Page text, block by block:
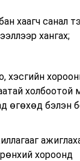
хаагч санал
хангах;
хэсгийн
холбоотой
өгөхөд бэлэн
хороонд